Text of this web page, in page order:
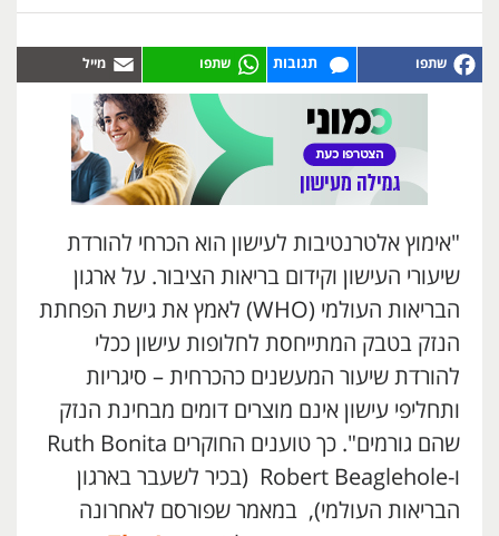
תגובות
"אימוץ אלטרנטיבות לעישון הוא הכרחי להורדת
שיעורי העישון וקידום בריאות הציבור. על ארגון
הבריאות העולמי (WHO) לאמץ את גישת הפחתת
הנזק בטבק המתייחסת לחלופות עישון ככלי
להורדת שיעור המעשנים כהכרחית – סיגריות
ותחליפי עישון אינם מוצרים דומים מבחינת הנזק
שהם גורמים". כך טוענים החוקרים Ruth Bonita
ו-Robert Beaglehole (בכיר לשעבר בארגון
הבריאות העולמי), במאמר שפורסם לאחרונה